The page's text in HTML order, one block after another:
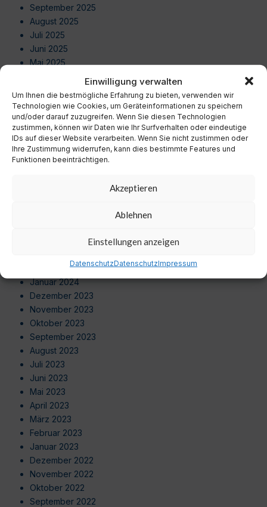
Einwilligung verwalten
Um Ihnen die bestmögliche Erfahrung zu bieten, verwenden wir
Technologien wie Cookies, um Geräteinformationen zu speichern
und/oder darauf zuzugreifen. Wenn Sie diesen Technologien
zustimmen, können wir Daten wie Ihr Surfverhalten oder eindeutige
IDs auf dieser Website verarbeiten. Wenn Sie nicht zustimmen oder
Ihre Zustimmung widerrufen, kann dies bestimmte Features und
Funktionen beeinträchtigen.
Akzeptieren
Ablehnen
Einstellungen anzeigen
DatenschutzDatenschutzImpressum
September 2025
August 2025
Juli 2025
Juni 2025
Mai 2025
Februar 2025
Januar 2025
Dezember 2024
November 2024
Oktober 2024
Februar 2024
Januar 2024
Dezember 2023
November 2023
Oktober 2023
September 2023
August 2023
Juli 2023
Juni 2023
Mai 2023
April 2023
März 2023
Februar 2023
Januar 2023
Dezember 2022
November 2022
Oktober 2022
September 2022